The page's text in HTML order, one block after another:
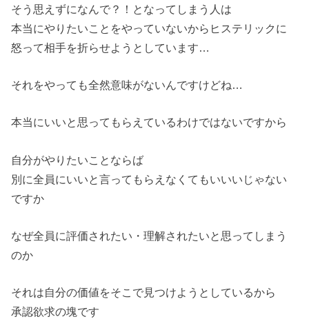
そう思えずになんで？！となってしまう人は
本当にやりたいことをやっていないからヒステリックに
怒って相手を折らせようとしています…
それをやっても全然意味がないんですけどね…
本当にいいと思ってもらえているわけではないですから
自分がやりたいことならば
別に全員にいいと言ってもらえなくてもいいいじゃない
ですか
なぜ全員に評価されたい・理解されたいと思ってしまう
のか
それは自分の価値をそこで見つけようとしているから
承認欲求の塊です